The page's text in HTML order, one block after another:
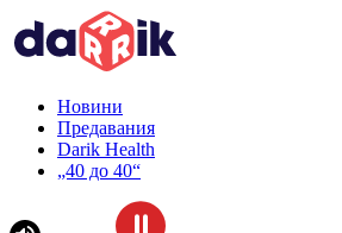
Новини
Предавания
Darik Health
„40 до 40“